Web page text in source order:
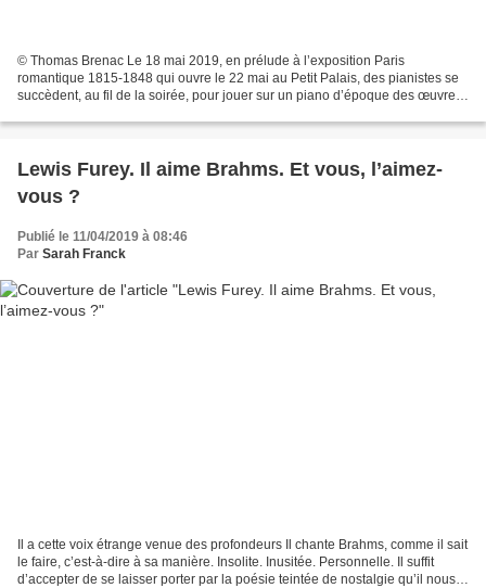
© Thomas Brenac Le 18 mai 2019, en prélude à l’exposition Paris
romantique 1815-1848 qui ouvre le 22 mai au Petit Palais, des pianistes se
succèdent, au fil de la soirée, pour jouer sur un piano d’époque des œuvres
Lewis Furey. Il aime Brahms. Et vous, l’aimez-
vous ?
Publié le 11/04/2019 à 08:46
Par Sarah Franck
Il a cette voix étrange venue des profondeurs Il chante Brahms, comme il sait
le faire, c’est-à-dire à sa manière. Insolite. Inusitée. Personnelle. Il suffit
d’accepter de se laisser porter par la poésie teintée de nostalgie qu’il nous